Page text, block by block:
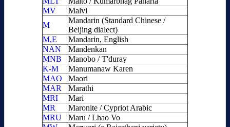
MV
Malvi
M
Mandarin (Standard Chinese /
Beijing dialect)
M,E
Mandarin, English
NAN
Mandenkan
MNB
Manobo / T'duray
K-M
Manumanaw Karen
MAO
Maori
MAR
Marathi
MRI
Mari
MR
Maronite / Cypriot Arabic
MRU
Maru / Lhao Vo